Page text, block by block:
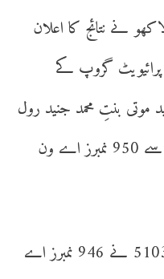
نے نتائج کا اعلان
گروپ کے
موتی بنتِ محمد جنید رول
نمبر 51041 نے ٹوٹل 1100 میں سے 950 نمبرز اے ون
کوکب بنتِ محمد امین رول نمبر 51035 نے 946 نمبرز اے